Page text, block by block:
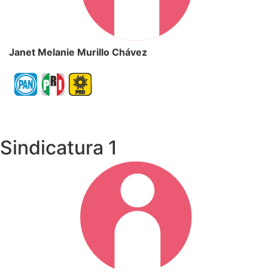
Janet Melanie Murillo Chávez
Sindicatura 1